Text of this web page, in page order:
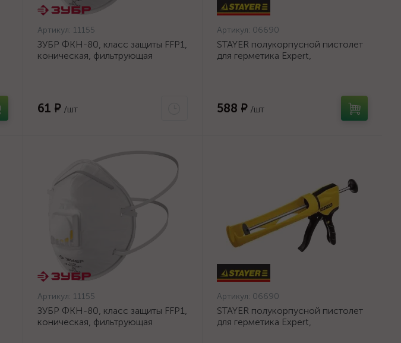
Артикул: 11155
ЗУБР ФКН-80, класс защиты FFP1,
коническая, фильтрующая
61 ₽ /шт
Артикул: 06690
STAYER полукорпусной пистолет
для герметика Expert,
588 ₽ /шт
Артикул: 11155
ЗУБР ФКН-80, класс защиты FFP1,
коническая, фильтрующая
Артикул: 06690
STAYER полукорпусной пистолет
для герметика Expert,